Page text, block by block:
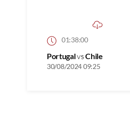
01:38:00
PortugalvsChile
30/08/2024 09:25